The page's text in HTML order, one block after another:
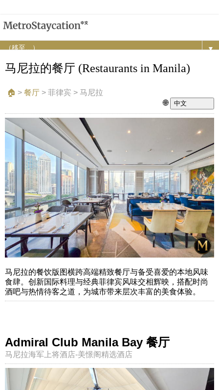
▼
马尼拉的餐厅 (Restaurants in Manila)
🏠︎ > 餐厅 > 菲律宾 > 马尼拉
🌐
中文
马尼拉的餐饮版图横跨高端精致餐厅与备受喜爱的本地风味
食肆。创新国际料理与经典菲律宾风味交相辉映，搭配时尚
酒吧与热情待客之道，为城市带来层次丰富的美食体验。
Admiral Club Manila Bay 餐厅
马尼拉海军上将酒店-美憬阁精选酒店